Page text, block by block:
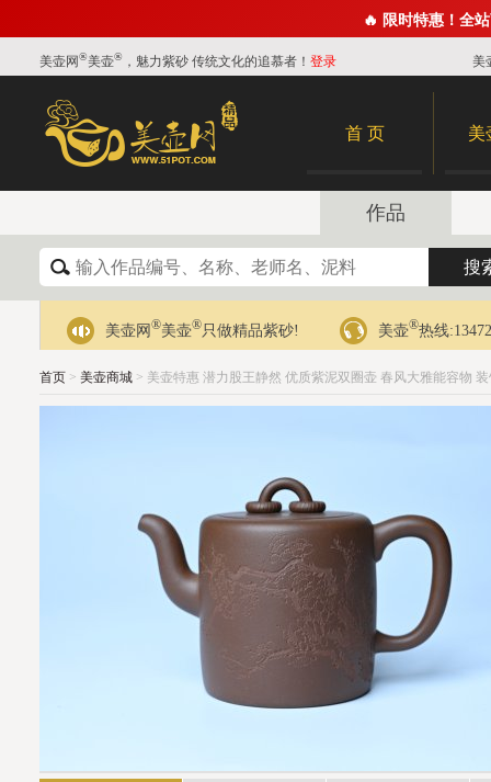
🔥 限时特惠！全
美壶网®美壶® ，魅力紫砂 传统文化的追慕者！ 登录 美
首 页 美
作品
美壶网®美壶®只做精品紫砂! 美壶®热线
首页 > 美壶商城 > 美壶特惠 潜力股王静然 优质紫泥双圈壶 春风大雅能容物